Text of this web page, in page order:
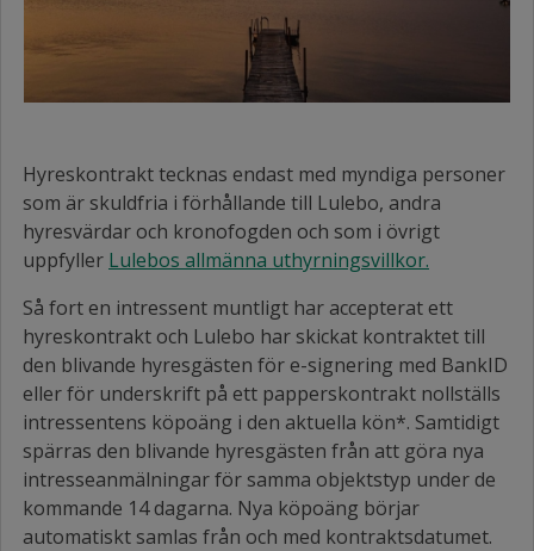
Hyreskontrakt tecknas endast med myndiga personer
som är skuldfria i förhållande till Lulebo, andra
hyresvärdar och kronofogden och som i övrigt
uppfyller Lulebos allmänna uthyrningsvillkor.
Så fort en intressent muntligt har accepterat ett
hyreskontrakt och Lulebo har skickat kontraktet till
den blivande hyresgästen för e-signering med BankID
eller för underskrift på ett papperskontrakt nollställs
intressentens köpoäng i den aktuella kön*. Samtidigt
spärras den blivande hyresgästen från att göra nya
intresseanmälningar för samma objektstyp under de
kommande 14 dagarna. Nya köpoäng börjar
automatiskt samlas från och med kontraktsdatumet.